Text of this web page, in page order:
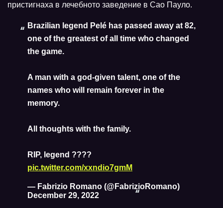
пристигнаха в лечебното заведение в Сао Пауло.
Brazilian legend Pelé has passed away at 82,
one of the greatest of all time who changed
the game.
A man with a god-given talent, one of the
names who will remain forever in the
memory.
All thoughts with the family.
RIP, legend ????️
pic.twitter.com/xxndio7gmM
— Fabrizio Romano (@FabrizioRomano)
December 29, 2022